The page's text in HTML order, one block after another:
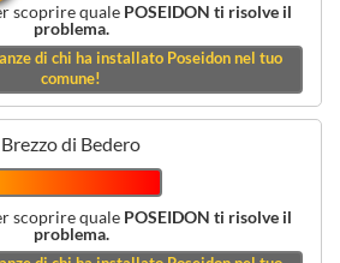
scoprire quale POSEIDON ti risolve il
problema.
di chi ha installato Poseidon nel tuo
comune!
Brezzo di Bedero
scoprire quale POSEIDON ti risolve il
problema.